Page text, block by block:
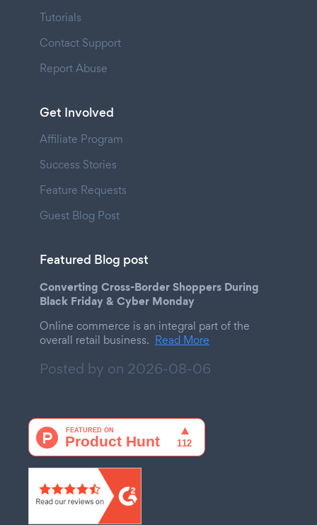
Tutorials
Contact Support
Report Abuse
Get Involved
Affiliate Program
Success Stories
Feature Requests
Guest Blog Post
Featured Blog post
Converting Cross-Border Shoppers During
Black Friday & Cyber Monday
Online commerce is an integral part of the
overall retail business. Read More
Posted by on 2026-08-06